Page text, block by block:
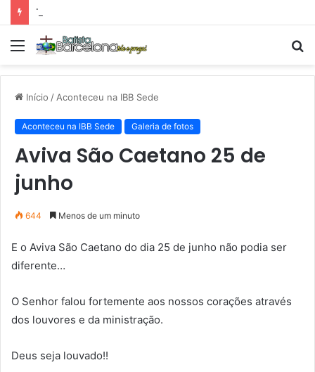
Tarde Animada – Luz do Mundo
Menu
Início / Aconteceu na IBB Sede
Aconteceu na IBB Sede Galeria de fotos
Aviva São Caetano 25 de
junho
644 Menos de um minuto
E o Aviva São Caetano do dia 25 de junho não podia ser
diferente…
O Senhor falou fortemente aos nossos corações através
dos louvores e da ministração.
Deus seja louvado!!